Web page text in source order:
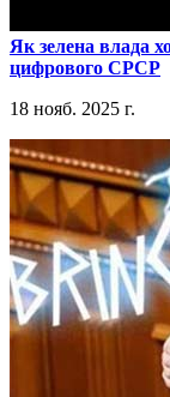
​Як зелена влада
цифрового СРСР
18 нояб. 2025 г.